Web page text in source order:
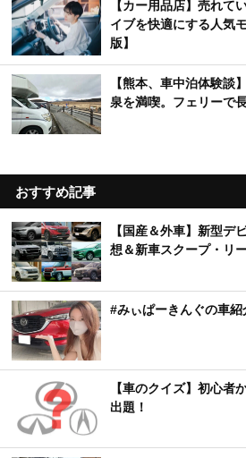
【カー用品店】売れて
イブを快適にする人気
版】
【熊本、車中泊体験談
泉を満喫。フェリーで
おすすめ記事
【国産＆外車】新型デ
想＆新車スクープ・リ
#みぃぱーきんぐの車
【車のクイズ】初心者
出題！